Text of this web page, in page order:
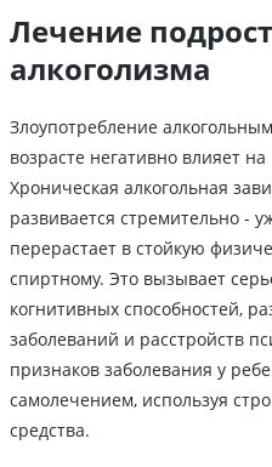
Лечение
алкоголизма
Злоупотребление
возрасте негативно влияет
Хроническая алкогольная
развивается стремительно -
перерастает в стойкую
спиртному. Это вызывает
когнитивных способностей,
заболеваний и расстройств
признаков заболевания у
самолечением, используя
средства.